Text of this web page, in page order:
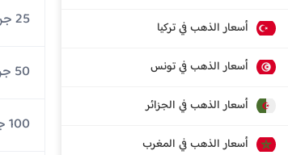
أسعار الذهب في تركيا
أسعار الذهب في تونس
أسعار الذهب في الجزائر
أسعار الذهب في المغرب
25 جرام عيار 14
50 جرام عيار 14
100 جرام عيار 14